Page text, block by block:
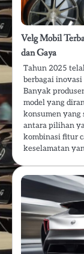
Velg Mobil
dan Gaya
Tahun 2025
berbagai
Banyak
model yang
konsumen yang
antara pilihan
kombinasi fitur
keselamatan